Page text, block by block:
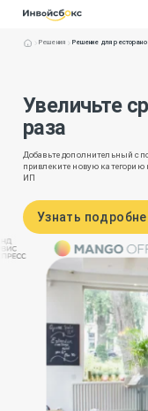
Решения Решение для
Увеличьте
раза
Добавьте дополнительный
привлеките новую
ИП
Узнать